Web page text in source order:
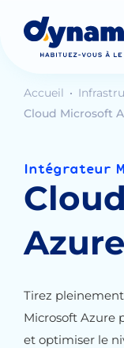
Accueil
Cloud Microsoft
Intégrateur
Azure
Tirez
Microsoft Azure
et optimiser le